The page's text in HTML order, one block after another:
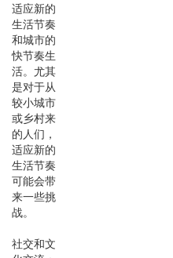
适应新的
生活节奏
和城市的
快节奏生
活。尤其
是对于从
较小城市
或乡村来
的人们，
适应新的
生活节奏
可能会带
来一些挑
战。
社交和文